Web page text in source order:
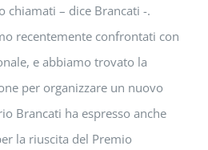
chiamati – dice Brancati -.
recentemente confrontati con
e abbiamo trovato la
per organizzare un nuovo
Brancati ha espresso anche
la riuscita del Premio